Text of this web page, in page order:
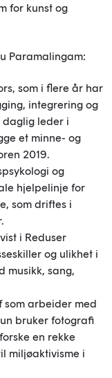
for kunst og
Paramalingam:
som i flere år har
integrering og
leder i
et minne- og
2019.
og
hjelpelinje for
som driftes i
i Reduser
og ulikhet i
musikk, sang,
som arbeider med
bruker fotografi
en rekke
miljøaktivisme i